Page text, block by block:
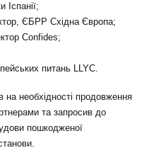
Іспанії;
ЄБРР Східна Європа;
Confides;
питань LLYC.
на необхідності продовження
та запросив до
пошкодженої